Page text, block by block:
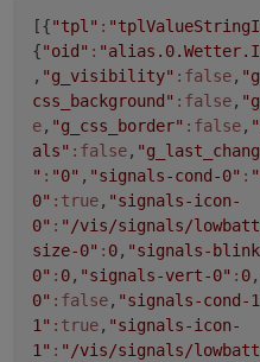
Bild oben
[{"tpl" :
{"oid" :
, "g_visibility" :false,
css_background" :false,
e, "g_css_border" :false,
als" :false,
" : "0" , "signals-cond-0" :
0" :true, "signals-icon-
0" : "/vis/signals/
size-0" : 0, "signals-
0" : 0, "signals-vert-0" : 0,
0" :false, "signals-cond-
1" :true, "signals-icon-
1" : "/vis/signals/